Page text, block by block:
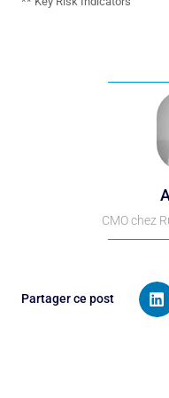
CMO chez
Partager ce post